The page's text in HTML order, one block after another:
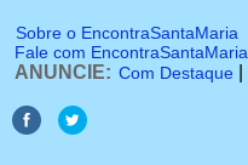
Sobre o EncontraSantaMaria
Fale com EncontraSantaMaria
ANUNCIE: Com Destaque